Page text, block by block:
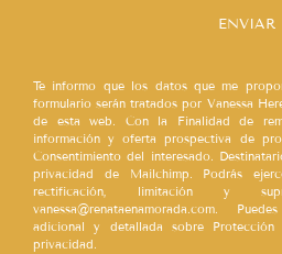
ENVIAR
Te informo que los datos que me
formulario serán tratados por Vanessa
de esta web. Con la Finalidad de
información y oferta prospectiva de
Consentimiento del interesado.
privacidad de Mailchimp. Podrás
rectificación, limitación y
vanessa@renataenamorada.com.
adicional y detallada sobre
privacidad.